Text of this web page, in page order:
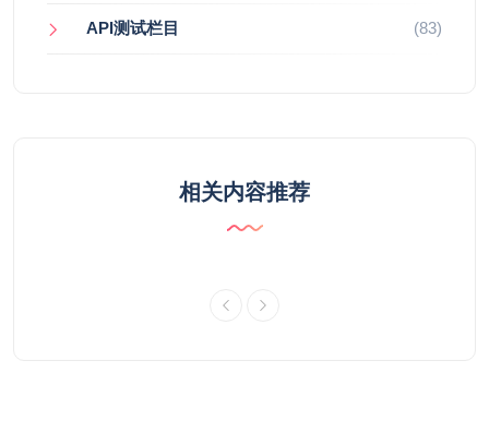
API测试栏目 (83)
相关内容推荐